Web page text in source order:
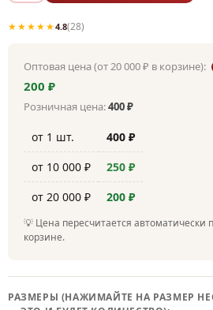
★★★★★4.8(28)
Оптовая цена (от 20 000 ₽ в корзине):
200 ₽
Розничная цена:400 ₽
от 1 шт.
400 ₽
от 10 000 ₽
250 ₽
от 20 000 ₽
200 ₽
💡 Цена пересчитается автоматически
корзине.
РАЗМЕРЫ (НАЖИМАЙТЕ НА РАЗМЕР